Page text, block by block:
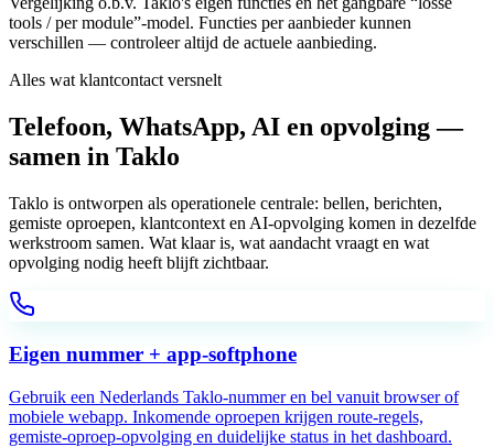
tools / per module”-model. Functies per aanbieder kunnen
verschillen — controleer altijd de actuele aanbieding.
Alles wat klantcontact versnelt
Telefoon, WhatsApp, AI en opvolging —
samen in Taklo
Taklo is ontworpen als operationele centrale: bellen, berichten,
gemiste oproepen, klantcontext en AI-opvolging komen in dezelfde
werkstroom samen. Wat klaar is, wat aandacht vraagt en wat
opvolging nodig heeft blijft zichtbaar.
Eigen nummer + app-softphone
Gebruik een Nederlands Taklo-nummer en bel vanuit browser of
mobiele webapp. Inkomende oproepen krijgen route-regels,
gemiste-oproep-opvolging en duidelijke status in het dashboard.